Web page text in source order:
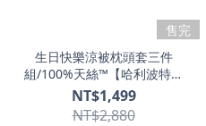
售完
生日快樂涼被枕頭套三件
組/100%天絲™【哈利波特授
權】
NT$1,499
NT$2,880